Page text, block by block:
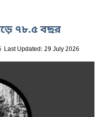
৭৮.৫ বছর
Last Updated: 29 July 2026